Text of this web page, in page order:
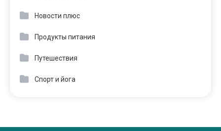
Новости плюс
Продукты питания
Путешествия
Спорт и йога